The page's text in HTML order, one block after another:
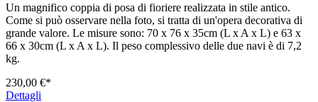
Un magnifico coppia di posa di fioriere realizzata in stile antico.
Come si può osservare nella foto, si tratta di un'opera decorativa di
grande valore. Le misure sono: 70 x 76 x 35cm (L x A x L) e 63 x
66 x 30cm (L x A x L). Il peso complessivo delle due navi è di 7,2
kg.
230,00 €*
Dettagli